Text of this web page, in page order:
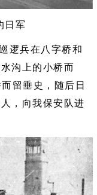
日军
逻兵在八字桥和
沟上的小桥而
留垂史，随后日
，向我保安队进